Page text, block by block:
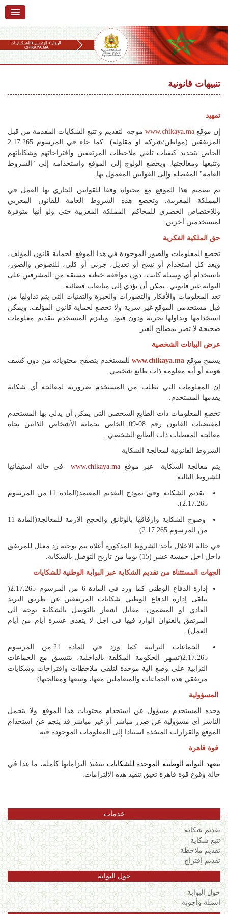
الرئيسية
حول البوابة
تقديم شكاية
تقديم ملاحظة
تقديم إقتراح
أسئلة وأجوبة
إحصائيات
أرقام الشكايات
Français
العربية
navigation
content
تنبيهات قانونية
تمهيد
إن موقعwww.chikaya.ma موجه لتقديم و تتبع الشكايات المقدمة من قبل
المرتفقين (مواطن/شركة او مقاولة) كما جاء في المرسوم 2.17.265
الخاص بتحديد كيفيات تلقي ملاحظات المرتفقين واقتراحاتهم وشكاياتهم
وتتبعها ومعالجتها. ويخضع الولوج إلى الموقع واستخدامه إلى "الشروط
العامة" المفصلة وإلى القوانين المعمول بها.
تم تصميم هذا الموقع مع محتواه وفقا للقوانين الجاري بها العمل في
المملكة المغربية. وتخضع هذه الشروط العامة للقانون المغربي
وللاختصاص الحصري للمحاكم- المملكة المغربية حتى ولو أنها متوفرة
لمستخدمين آخرين.
حق الملكية الفكرية
تخضع المعلومات والصور الموجودة في هذا الموقع لحماية قانون المؤلف،
ويعد كل استخدام أو نسخ أو تعديل، جزئي أو كلي، للنصوص والصور،
باستخدام أي وسيلة كانت، دون موافقة خطية مسبقة من المشرفين على
البوابة غير قانوني، يمكن أن يؤدي إلى متابعات قضائية.
تعد المعلومات والأفكار والتصورات والخبرة والتقنيات التي يتم تداولها من
قبل مستخدمي الموقع غير سرية ولا تخضع لحماية قانون المؤلف. ويمكن
استخدامها وتداولها بحرية ودون قيود. ويلتزم المستخدم بتقديم معلومات
صحيحة لا تضر بمصالح الغير.
عرض البيانات الشخصية
يسمح موقع www.chikaya.maللمستخدم بتصفح محتوياته من دون كشف
هويته أو أية معلومة ذات طابع شخصي.
إن المعلومات التي تطلب من المستخدم ضرورية لمعالجة أي شكاية
يقدمها المستخدم.
تخضع المعلومات ذات الطابع الشخصي التي يمكن أن يدلي بها المستخدم
لمقتضبات القانون رقم 08-09 الخاص بحماية الأشخاص الذاتين تجاه
معالجة المعطيات ذات الطابع الشخصي..
الشروط القانونية لمعالجة الشكاية
يتم معالجة الشكاية عبر موقع www.chikaya.maفي حالة استيفائها
للشروط التالية:
تقديم الشكاية وفق نموذج التقديم المعتمد(المادة 11 من المرسوم
2.17.265).
وضوح الشكاية وارفاقها بالوثائق والحجج الازمة للمعالجة(المادة 11
من المرسوم 2.17.265).
في حالة الاخلال بأحد الشروط المذكورة أعلاه يتم توجيه رد معلل للمرتفق
داخل اجل خمسة عشر (15) يوما من تاريخ التوصل بالشكاية.
الجهات المستثناة من تقديم الشكاية عبر البوابة الوطنية للشكايات
إدارة الدفاع الوطني كما ورد في المادة 6 من المرسوم 2.17.265(
تتلقى إدارة الدفاع الوطني شكايات المرتفقين عن طريق البريد
العادي او المضمون. مقابل اشعار بالتوصل بالشكاية يوجه الى
المرتفق بالعنوان الوارد فيها في اجل لا يتعدى عشرة أيام من أيام
العمل).
الجماعات الترابية كما ورد في المادة 21 من المرسوم
2.17.265(تسهر الحكومة المكلفة بالداخلية، بتنسيق مع الجماعات
الترابية على وضع الية موحدة لتلقي ملاحظات واقتراحات وشكايات
مرتفقي هده الجماعات والمتعاملين معها، وتتبعها ومعالجتها).
المسؤولية
وحده المستخدم مسؤول عن استخدام محتويات هذا الموقع. ولا يتحمل
الناشر أي مسؤولية عن ضرر مباشر أو غير مباشر قد ينجم عن استخدام
الموقع والقرارات المتخذة استنادا إلى المعلومات الموجودة فيه.
قوة قاهرة
تتعهد البوابة الوطنية الموحدة للشكايات بتنفيذ التزاماتها كاملة، ما عدا في
حالة وقوع قوة قاهرة تعيق تنفيذ هذه الالتزامات.
خدمات
تقديم شكاية
تتبع شكاية
تقديم ملاحظة
تقديم إقتراح
حول البوابة
حول البوابة
أسئلة وأجوبة